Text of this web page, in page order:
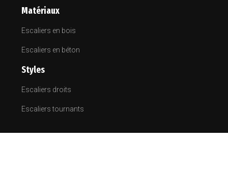
Matériaux
Escaliers en bois
Escaliers en béton
Styles
Escaliers droits
Escaliers tournants